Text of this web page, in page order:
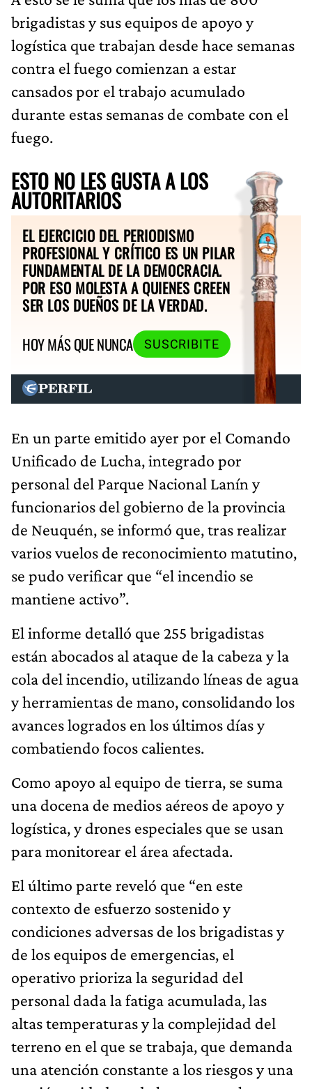
brigadistas y sus equipos de apoyo y
logística que trabajan desde hace semanas
contra el fuego comienzan a estar
cansados por el trabajo acumulado
durante estas semanas de combate con el
fuego.
ESTO NO LES GUSTA A LOS
AUTORITARIOS
EL EJERCICIO DEL PERIODISMO
PROFESIONAL Y CRÍTICO ES UN PILAR
FUNDAMENTAL DE LA DEMOCRACIA.
POR ESO MOLESTA A QUIENES CREEN
SER LOS DUEÑOS DE LA VERDAD.
HOY MÁS QUE NUNCA
SUSCRIBITE
En un parte emitido ayer por el Comando
Unificado de Lucha, integrado por
personal del Parque Nacional Lanín y
funcionarios del gobierno de la provincia
de Neuquén, se informó que, tras realizar
varios vuelos de reconocimiento matutino,
se pudo verificar que “el incendio se
mantiene activo”.
El informe detalló que 255 brigadistas
están abocados al ataque de la cabeza y la
cola del incendio, utilizando líneas de agua
y herramientas de mano, consolidando los
avances logrados en los últimos días y
combatiendo focos calientes.
Como apoyo al equipo de tierra, se suma
una docena de medios aéreos de apoyo y
logística, y drones especiales que se usan
para monitorear el área afectada.
El último parte reveló que “en este
contexto de esfuerzo sostenido y
condiciones adversas de los brigadistas y
de los equipos de emergencias, el
operativo prioriza la seguridad del
personal dada la fatiga acumulada, las
altas temperaturas y la complejidad del
terreno en el que se trabaja, que demanda
una atención constante a los riesgos y una